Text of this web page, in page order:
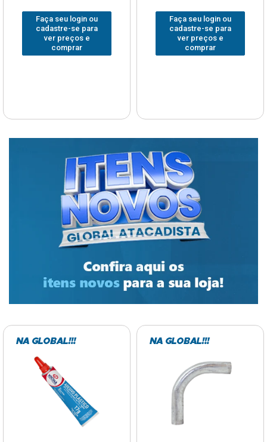
Faça seu login ou
cadastre-se para
ver preços e
comprar
Faça seu login ou
cadastre-se para
ver preços e
comprar